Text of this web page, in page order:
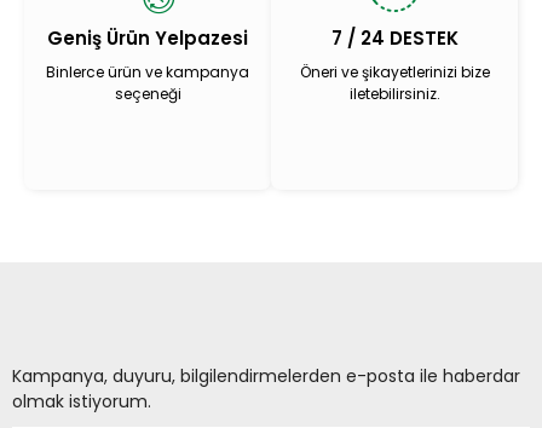
Geniş Ürün Yelpazesi
Binlerce ürün ve kampanya
seçeneği
7 / 24 DESTEK
Öneri ve şikayetlerinizi bize
iletebilirsiniz.
Kampanya, duyuru, bilgilendirmelerden e-posta ile haberdar
olmak istiyorum.